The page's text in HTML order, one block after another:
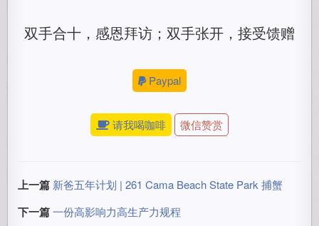
双手合十，感恩拜访；双手张开，接受馈赠
Paypal
请我喝咖啡 微信赞赏
上一篇 新爸五年计划 | 261 Cama Beach State Park 捕蟹
下一篇 一份高影响力高生产力规程